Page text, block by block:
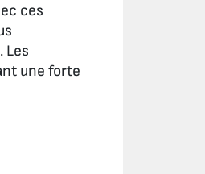
ces
Les
une forte